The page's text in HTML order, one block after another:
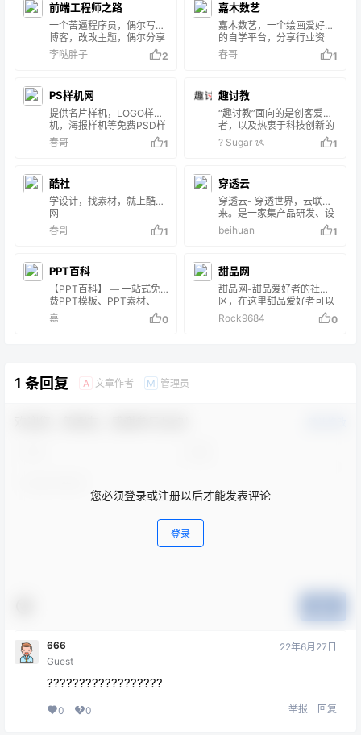
插件,各种代码分享,同时也
是会分享一些软件和
Windows优化系统下载，分
享惦记°的心路历程
一样的Windows系统界面…
前端工程师之路
一个苦逼程序员，偶尔写写
博客，改改主题，偶尔分享
一下生活，写点没谱的影
评。胸无大志，但是满肚肥
只有你想不到，没有本狼我
找不到。主要内容涵盖但不
仅限于
wordpress,bootstrap,Vue
，等。
李哒胖子 2
嘉木数艺
嘉木数艺，一个绘画爱好者
的自学平台，分享行业资
讯、绘画经验技法，提供丰
富的原画、插画、漫画、
优质画师服务站！
春哥 1
PS样机网
提供名片样机，LOGO样
机，海报样机等免费PSD样
机模板。
春哥 1
趣讨教
“趣讨教”面向的是创客爱好
者，以及热衷于科技创新的
电子发烧友们。
? Sugar ᝰ 1
酷社
学设计，找素材，就上酷社
网
春哥
1
穿透云
穿透云- 穿透世界，云联未
来。是一家集产品研发、设
计、制造及销售于一体的完
整解决方案提供商，专注于
（包括软件系统、移动APP
开发、智慧工业研究等）。
beihuan 1
PPT百科
【PPT百科】 — 一站式免
费PPT模板、PPT素材、
PPT背景下载平台，优秀
PPT作品案例库。同时开设
技巧、职场办公、生活知识
等问题，都可以提交给百科
嘉 0
甜品网
甜品网-甜品爱好者的社
区，在这里甜品爱好者可以
自由交流甜品、甜品品牌、
甜品做法、烘焙蛋糕、甜点
Rock9684 0
1 条回复 A 文章作者 M 管理员
您必须登录或注册以后才能发表评论
登录
666
Guest
22年6月27日
??????????????????
0 0 举报 回复